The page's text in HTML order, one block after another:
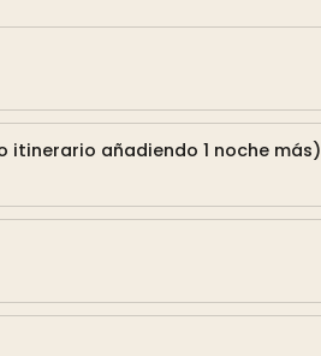
itinerario añadiendo 1 noche más)